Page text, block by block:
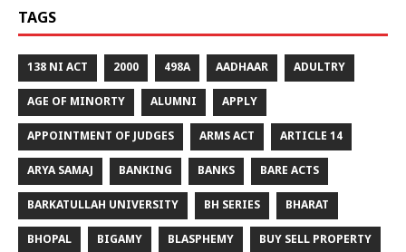
TAGS
138 NI ACT 2000 498A AADHAAR ADULTRY
AGE OF MINORTY ALUMNI APPLY
APPOINTMENT OF JUDGES ARMS ACT ARTICLE 14
ARYA SAMAJ BANKING BANKS BARE ACTS
BARKATULLAH UNIVERSITY BH SERIES BHARAT
BHOPAL BIGAMY BLASPHEMY BUY SELL PROPERTY